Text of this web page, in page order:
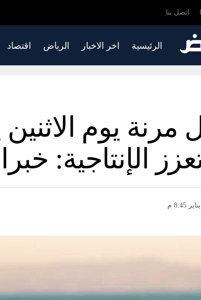
اتصل بنا
الرئيسية اخر الاخبار الرياض اقتصاد
مرنة يوم
الإنتاجية: